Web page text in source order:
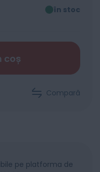
în stoc
coș
Compară
pe platforma de